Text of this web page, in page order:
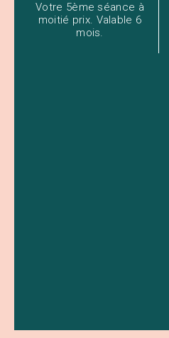
Votre 5ème séance à
moitié prix. Valable 6
mois.